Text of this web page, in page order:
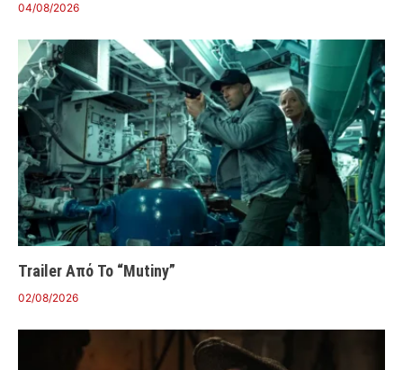
04/08/2026
Trailer Από Το “Mutiny”
02/08/2026